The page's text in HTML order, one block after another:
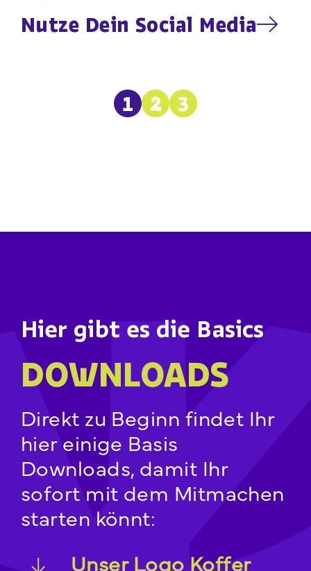
Nutze Dein Social Media
1 2 3
Hier gibt es die Basics
DOWNLOADS
Direkt zu Beginn findet Ihr
hier einige Basis
Downloads, damit Ihr
sofort mit dem Mitmachen
starten könnt:
Unser Logo Koffer